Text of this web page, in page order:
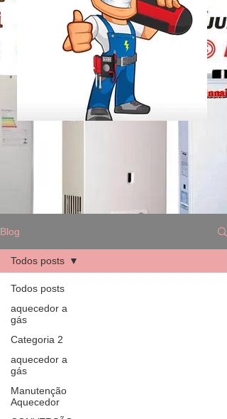
Blog
Todos posts
aquecedor a
gás
Categoria 2
aquecedor a
gás
Manutenção
Aquecedor
Todos posts